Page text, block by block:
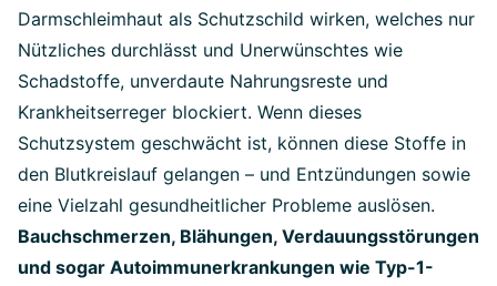
Darmschleimhaut als Schutzschild wirken, welches nur
Nützliches durchlässt und Unerwünschtes wie
Schadstoffe, unverdaute Nahrungsreste und
Krankheitserreger blockiert. Wenn dieses
Schutzsystem geschwächt ist, können diese Stoffe in
den Blutkreislauf gelangen – und Entzündungen sowie
eine Vielzahl gesundheitlicher Probleme auslösen.
Bauchschmerzen, Blähungen, Verdauungsstörungen
und sogar Autoimmunerkrankungen wie Typ-1-